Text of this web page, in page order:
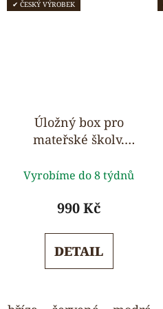
✔ ČESKÝ VÝROBEK
Úložný box pro
mateřské školy,
19 cmhodnocení
produktu
5,0
z
Vyrobíme do 8 týdnů
990 Kč
DETAIL